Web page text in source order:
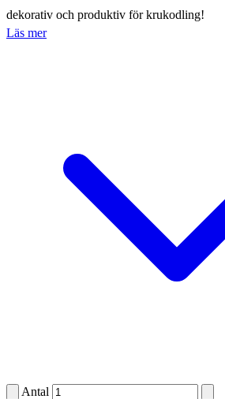
dekorativ och produktiv för krukodling!
Läs mer
Antal